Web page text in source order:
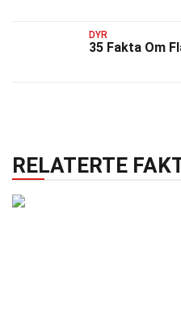
DYR
35 Fakta Om
RELATERTE